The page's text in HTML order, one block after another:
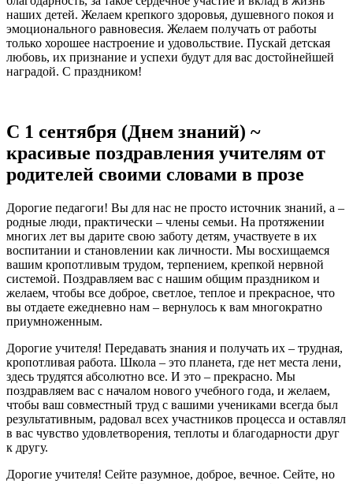
наших детей. Желаем крепкого здоровья, душевного покоя и
эмоционального равновесия. Желаем получать от работы
только хорошее настроение и удовольствие. Пускай детская
любовь, их признание и успехи будут для вас достойнейшей
наградой. С праздником!
С 1 сентября (Днем знаний) ~
красивые поздравления учителям от
родителей своими словами в прозе
Дорогие педагоги! Вы для нас не просто источник знаний, а –
родные люди, практически – члены семьи. На протяжении
многих лет вы дарите свою заботу детям, участвуете в их
воспитании и становлении как личности. Мы восхищаемся
вашим кропотливым трудом, терпением, крепкой нервной
системой. Поздравляем вас с нашим общим праздником и
желаем, чтобы все доброе, светлое, теплое и прекрасное, что
вы отдаете ежедневно нам – вернулось к вам многократно
приумноженным.
Дорогие учителя! Передавать знания и получать их – трудная,
кропотливая работа. Школа – это планета, где нет места лени,
здесь трудятся абсолютно все. И это – прекрасно. Мы
поздравляем вас с началом нового учебного года, и желаем,
чтобы ваш совместный труд с вашими учениками всегда был
результативным, радовал всех участников процесса и оставлял
в вас чувство удовлетворения, теплоты и благодарности друг
к другу.
Дорогие учителя! Сейте разумное, доброе, вечное. Сейте, но